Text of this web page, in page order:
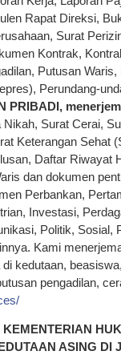
Rapat Direksi,
Surat
Kontrak,
Putusan
Perundang-
PRIBADI,
Surat Cerai,
Keterangan Sehat
Daftar Riwayat
dan dokumen
Perbankan,
Investasi,
Politik, Sosial,
Kami
kedutaan,
pengadilan,
ASING DI